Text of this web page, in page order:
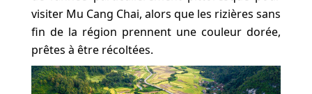
visiter Mu Cang Chai, alors que les rizières sans
fin de la région prennent une couleur dorée,
prêtes à être récoltées.